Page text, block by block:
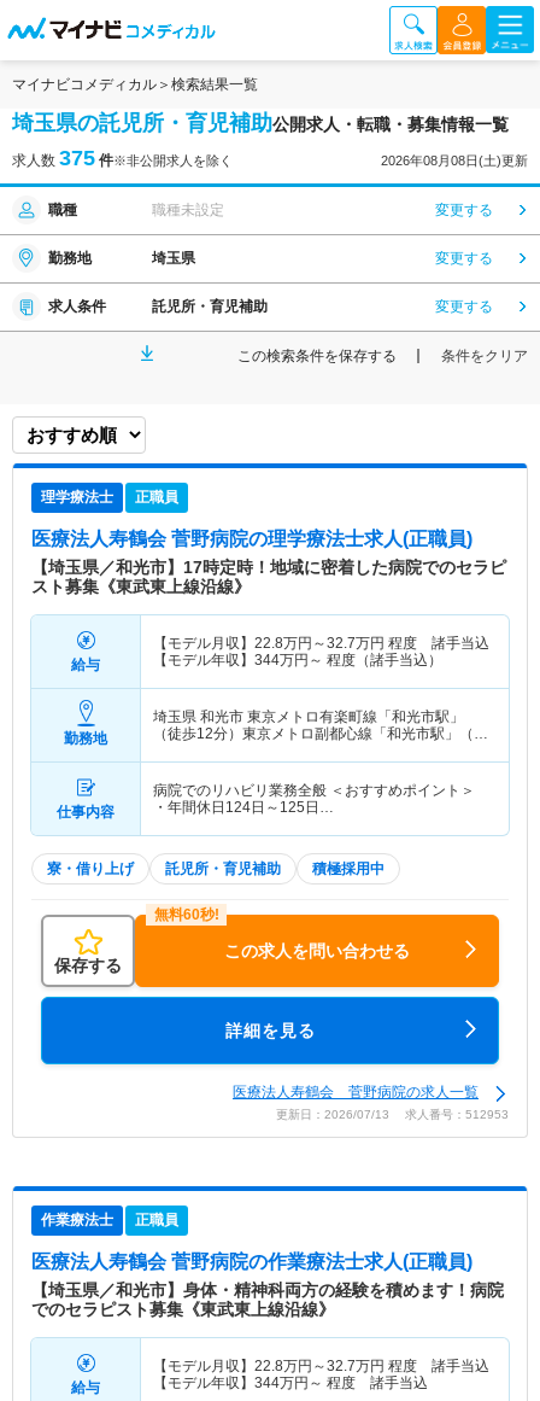
マイナビコメディカル 検索結果一覧
埼玉県の託児所・育児補助公開求人・転職・募集情報一覧
求人数 375 件※非公開求人を除く 2026年08月08日(土)更新
職種 職種未設定 変更する
勤務地 埼玉県 変更する
求人条件 託児所・育児補助 変更する
この検索条件を保存する 条件をクリア
理学療法士 正職員
医療法人寿鶴会 菅野病院の理学療法士求人(正職員)
【埼玉県／和光市】17時定時！地域に密着した病院でのセラピ
スト募集《東武東上線沿線》
給与
【モデル月収】 22.8万円～32.7万円 程度 諸手当込
【モデル年収】 344万円～ 程度（諸手当込）
勤務地
埼玉県 和光市 東京メトロ有楽町線「和光市駅」
（徒歩12分）東京メトロ副都心線「和光市駅」（徒
仕事内容
病院でのリハビリ業務全般 ＜おすすめポイント＞
・年間休日124日～125日…
寮・借り上げ 託児所・育児補助 積極採用中
保存する
この求人を問い合わせる
詳細を見る
医療法人寿鶴会 菅野病院の求人一覧
更新日：2026/07/13 求人番号：512953
作業療法士 正職員
医療法人寿鶴会 菅野病院の作業療法士求人(正職員)
【埼玉県／和光市】身体・精神科両方の経験を積めます！病院
でのセラピスト募集《東武東上線沿線》
給与
【モデル月収】 22.8万円～32.7万円 程度 諸手当込
【モデル年収】 344万円～ 程度 諸手当込